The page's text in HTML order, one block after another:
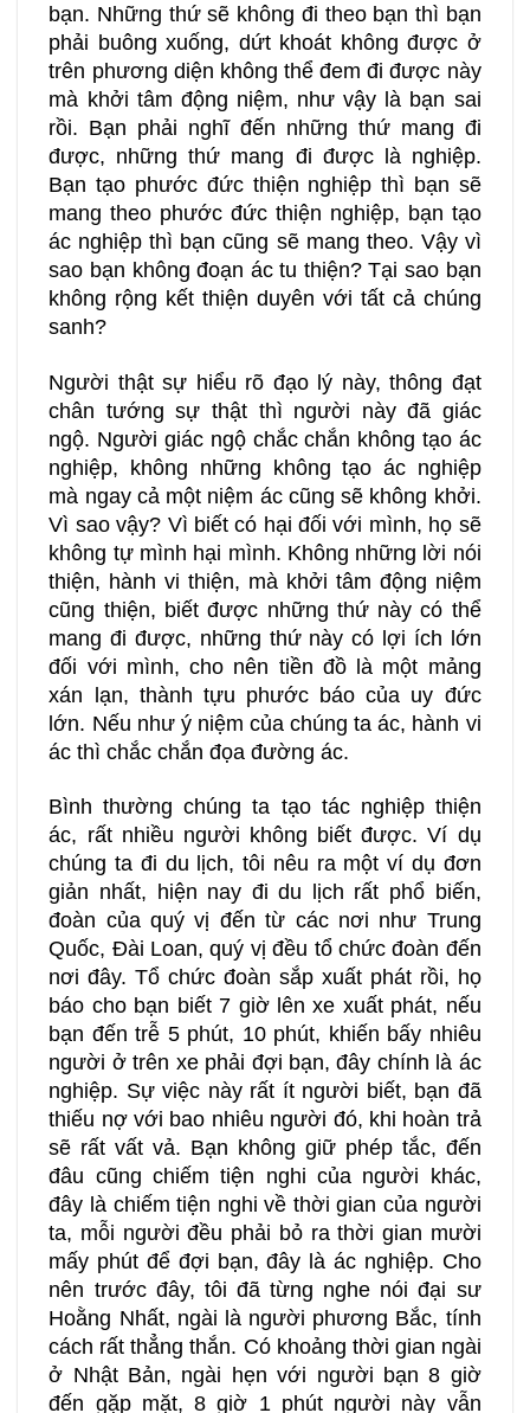
bạn. Những thứ sẽ không đi theo bạn thì bạn
phải buông xuống, dứt khoát không được ở
trên phương diện không thể đem đi được này
mà khởi tâm động niệm, như vậy là bạn sai
rồi. Bạn phải nghĩ đến những thứ mang đi
được, những thứ mang đi được là nghiệp.
Bạn tạo phước đức thiện nghiệp thì bạn sẽ
mang theo phước đức thiện nghiệp, bạn tạo
ác nghiệp thì bạn cũng sẽ mang theo. Vậy vì
sao bạn không đoạn ác tu thiện? Tại sao bạn
không rộng kết thiện duyên với tất cả chúng
sanh?
Người thật sự hiểu rõ đạo lý này, thông đạt
chân tướng sự thật thì người này đã giác
ngộ. Người giác ngộ chắc chắn không tạo ác
nghiệp, không những không tạo ác nghiệp
mà ngay cả một niệm ác cũng sẽ không khởi.
Vì sao vậy? Vì biết có hại đối với mình, họ sẽ
không tự mình hại mình. Không những lời nói
thiện, hành vi thiện, mà khởi tâm động niệm
cũng thiện, biết được những thứ này có thể
mang đi được, những thứ này có lợi ích lớn
đối với mình, cho nên tiền đồ là một mảng
xán lạn, thành tựu phước báo của uy đức
lớn. Nếu như ý niệm của chúng ta ác, hành vi
ác thì chắc chắn đọa đường ác.
Bình thường chúng ta tạo tác nghiệp thiện
ác, rất nhiều người không biết được. Ví dụ
chúng ta đi du lịch, tôi nêu ra một ví dụ đơn
giản nhất, hiện nay đi du lịch rất phổ biến,
đoàn của quý vị đến từ các nơi như Trung
Quốc, Đài Loan, quý vị đều tổ chức đoàn đến
nơi đây. Tổ chức đoàn sắp xuất phát rồi, họ
báo cho bạn biết 7 giờ lên xe xuất phát, nếu
bạn đến trễ 5 phút, 10 phút, khiến bấy nhiêu
người ở trên xe phải đợi bạn, đây chính là ác
nghiệp. Sự việc này rất ít người biết, bạn đã
thiếu nợ với bao nhiêu người đó, khi hoàn trả
sẽ rất vất vả. Bạn không giữ phép tắc, đến
đâu cũng chiếm tiện nghi của người khác,
đây là chiếm tiện nghi về thời gian của người
ta, mỗi người đều phải bỏ ra thời gian mười
mấy phút để đợi bạn, đây là ác nghiệp. Cho
nên trước đây, tôi đã từng nghe nói đại sư
Hoằng Nhất, ngài là người phương Bắc, tính
cách rất thẳng thắn. Có khoảng thời gian ngài
ở Nhật Bản, ngài hẹn với người bạn 8 giờ
đến gặp mặt, 8 giờ 1 phút người này vẫn